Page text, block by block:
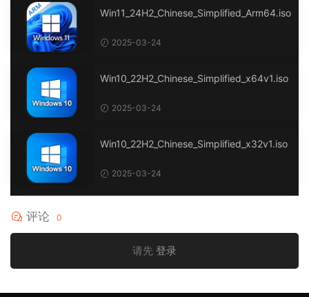
Win11_24H2_Chinese_Simplified_Arm64.iso
2025-03-24
Win10_22H2_Chinese_Simplified_x64v1.iso
2025-03-24
Win10_22H2_Chinese_Simplified_x32v1.iso
2025-03-24
评论 0
请先 登录